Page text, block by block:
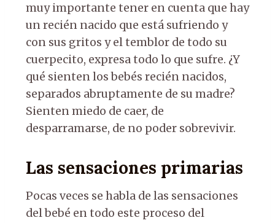
muy importante tener en cuenta que hay
un recién nacido que está sufriendo y
con sus gritos y el temblor de todo su
cuerpecito, expresa todo lo que sufre. ¿Y
qué sienten los bebés recién nacidos,
separados abruptamente de su madre?
Sienten miedo de caer, de
desparramarse, de no poder sobrevivir.
Las sensaciones primarias
Pocas veces se habla de las sensaciones
del bebé en todo este proceso del